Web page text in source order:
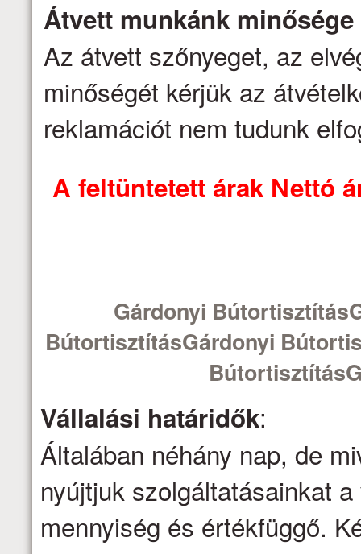
Átvett munkánk minősége
Az átvett szőnyeget, az
minőségét kérjük az
reklamációt nem tudunk
A feltüntetett árak Nettó
Gárdonyi
BútortisztításGárdonyi
Vállalási határidők:
Általában néhány nap, de
nyújtjuk szolgáltatásainkat
mennyiség és értékfüggő.